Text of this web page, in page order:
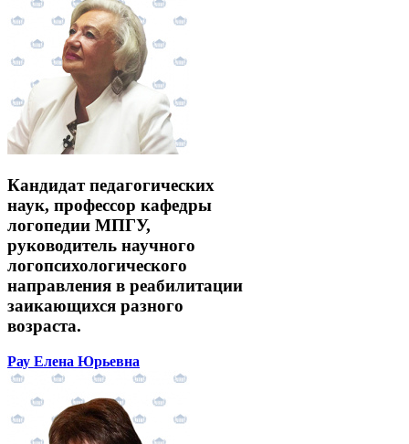
Кандидат педагогических
наук, профессор кафедры
логопедии МПГУ,
руководитель научного
логопсихологического
направления в реабилитации
заикающихся разного
возраста.
Рау Елена Юрьевна